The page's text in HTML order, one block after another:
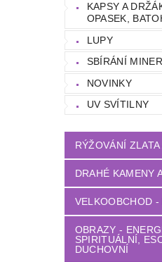
KAPSY A
OPASEK,
LUPY
SBÍRÁNÍ
NOVINKY
UV SVÍTILNY
RÝŽOVÁNÍ
DRAHÉ KAMENY
VELKOOBCHOD -
OBRAZY -
SPIRITUÁLNÍ,
DUCHOVNÍ